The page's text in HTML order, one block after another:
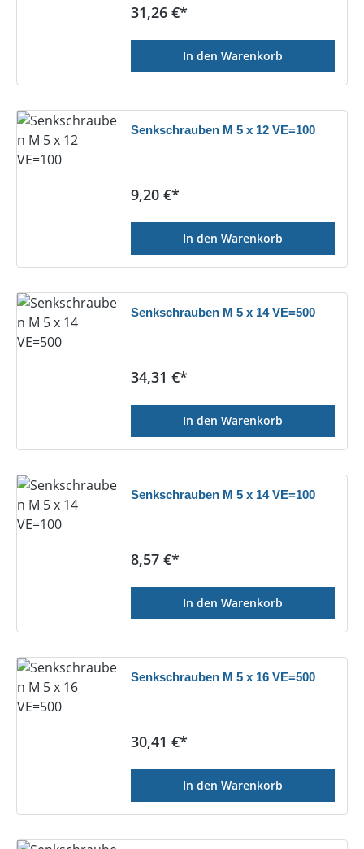
Regulärer Preis:
31,26 €*
In den Warenkorb
Senkschrauben M 5 x 12 VE=100
Regulärer Preis:
9,20 €*
In den Warenkorb
Senkschrauben M 5 x 14 VE=500
Regulärer Preis:
34,31 €*
In den Warenkorb
Senkschrauben M 5 x 14 VE=100
Regulärer Preis:
8,57 €*
In den Warenkorb
Senkschrauben M 5 x 16 VE=500
Regulärer Preis:
30,41 €*
In den Warenkorb